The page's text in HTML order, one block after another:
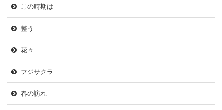
この時期は
整う
花々
フジサクラ
春の訪れ